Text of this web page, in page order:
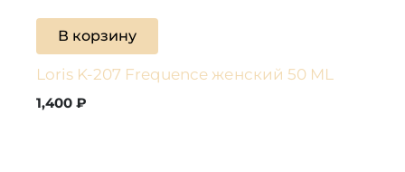
В корзину
Loris K-207 Frequence женский 50 ML
1,400₽